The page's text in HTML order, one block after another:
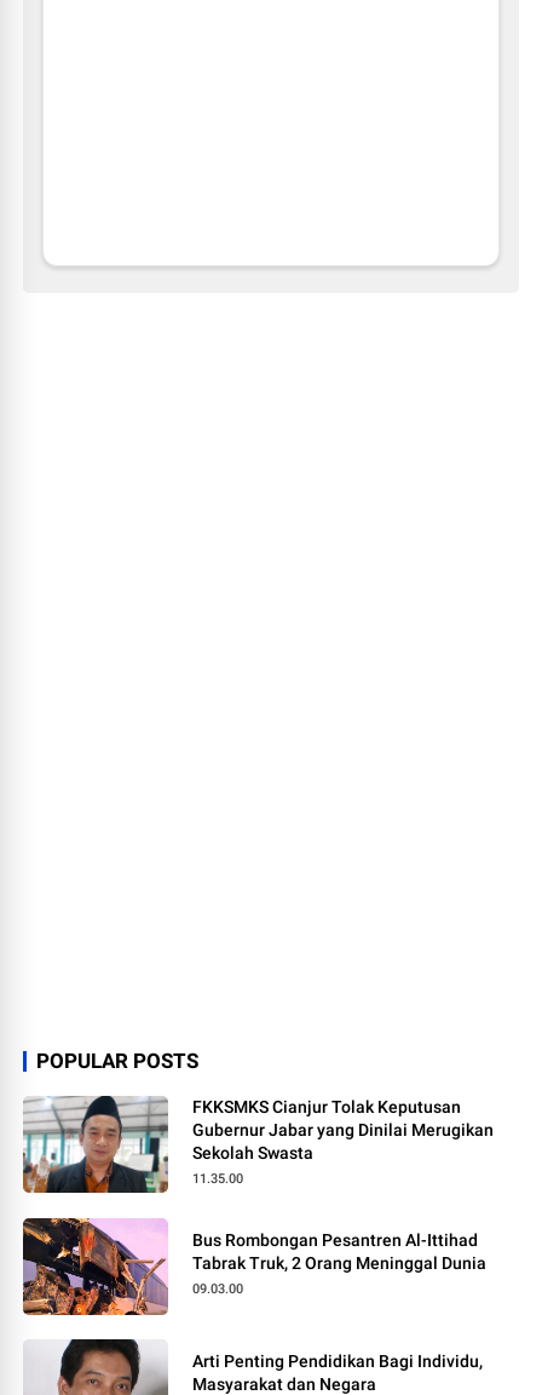
POPULAR POSTS
FKKSMKS Cianjur Tolak Keputusan
Gubernur Jabar yang Dinilai Merugikan
Sekolah Swasta
11.35.00
Bus Rombongan Pesantren Al-Ittihad
Tabrak Truk, 2 Orang Meninggal Dunia
09.03.00
Arti Penting Pendidikan Bagi Individu,
Masyarakat dan Negara